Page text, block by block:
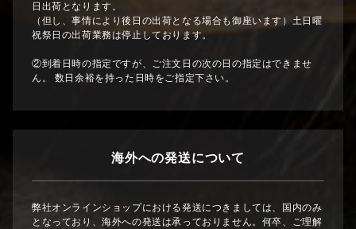
日出荷となります。
（但し、事情により後日の出荷となる場合も御座います）土日曜
祝祭日の出荷業務は停止しております。
②到着日時の指定ですが、ご注文日の次の日の指定はできませ
ん。 数日余裕を持った日時をご指定下さい。
海外への発送について
弊社オンラインショップにおける発送につきましては、国内のみ
となっており、海外への発送は承っておりません。何卒、ご理解